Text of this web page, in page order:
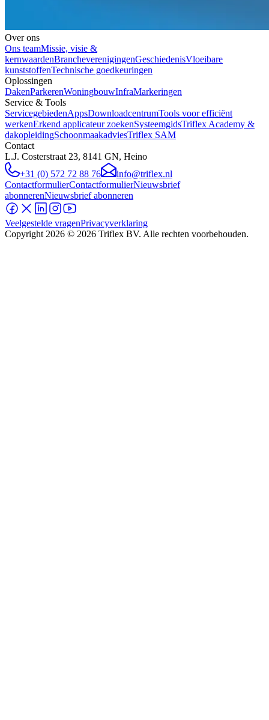
Over ons
Ons teamMissie, visie &
kernwaardenBrancheverenigingenGeschiedenisVloeibare
kunststoffenTechnische goedkeuringen
Oplossingen
DakenParkerenWoningbouwInfraMarkeringen
Service & Tools
ServicegebiedenAppsDownloadcentrumTools voor efficiënt
werkenErkend applicateur zoekenSysteemgidsTriflex Academy &
dakopleidingSchoonmaakadviesTriflex SAM
Contact
L.J. Costerstraat 23, 8141 GN, Heino
+31 (0) 572 72 88 76
info@triflex.nl
ContactformulierContactformulierNieuwsbrief
abonnerenNieuwsbrief abonneren
Veelgestelde vragenPrivacyverklaring
Copyright 2026 © 2026 Triflex BV. Alle rechten voorbehouden.